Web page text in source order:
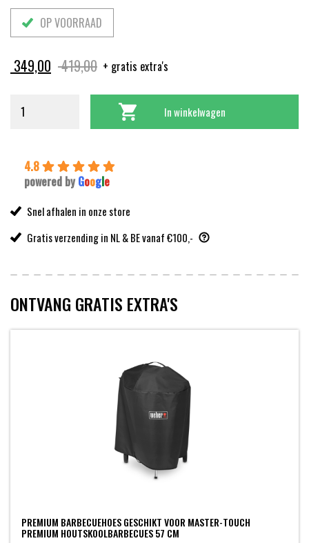
OP VOORRAAD
419,00Oorspronkelijke
prijs
349,00
Huidige
prijs
+ gratis extra's
In winkelwagen
4.8
powered by Google
Snel afhalen in onze store
Gratis verzending in NL & BE vanaf €100,-
ONTVANG GRATIS EXTRA'S
PREMIUM BARBECUEHOES GESCHIKT VOOR MASTER-TOUCH
PREMIUM HOUTSKOOLBARBECUES 57 CM